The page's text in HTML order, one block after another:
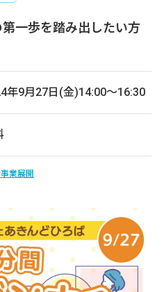
一歩を踏み出したい方
年9月27日(金)14:00～16:30
業展開